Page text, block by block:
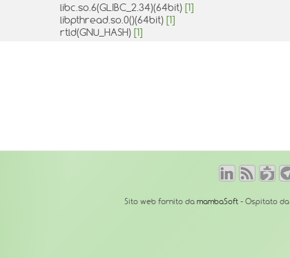
libc.so.6(GLIBC_2.34)(64bit) [1]
libpthread.so.0()(64bit) [1]
rtld(GNU_HASH) [1]
Sito web fornito da mambaSoft- Ospitato da